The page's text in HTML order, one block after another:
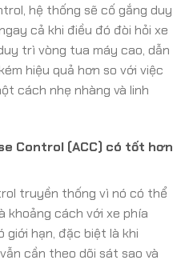
hệ thống sẽ cố gắng duy
cả khi điều đó đòi hỏi xe
trì vòng tua máy cao, dẫn
hiệu quả hơn so với việc
cách nhẹ nhàng và linh
Control (ACC) có tốt hơn
truyền thống vì nó có thể
khoảng cách với xe phía
giới hạn, đặc biệt là khi
cần theo dõi sát sao và